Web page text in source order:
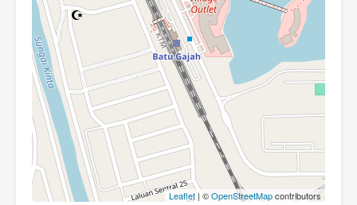
Leaflet | ©OpenStreetMapcontributors